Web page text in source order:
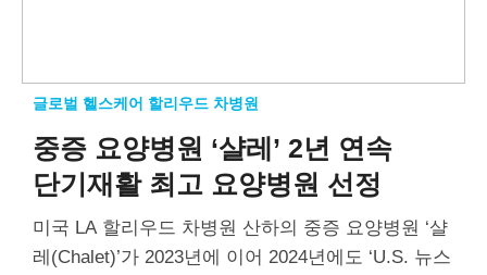
글로벌 헬스케어 할리우드 차병원
중증 요양병원 ‘샬레’ 2년 연속
단기재활 최고 요양병원 선정
미국 LA 할리우드 차병원 산하의 중증 요양병원 ‘샬
레(Chalet)’가 2023년에 이어 2024년에도 ‘U.S. 뉴스